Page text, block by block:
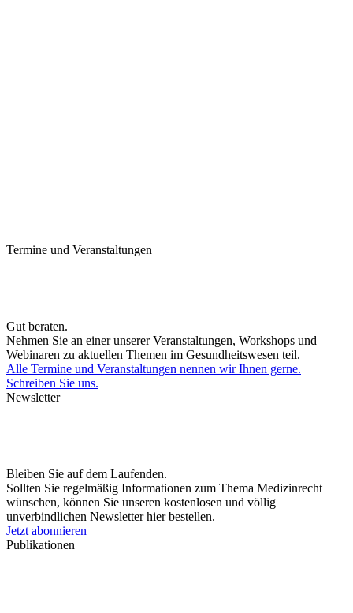
Termine und Veranstaltungen
Gut beraten.
Nehmen Sie an einer unserer Veranstaltungen, Workshops und
Webinaren zu aktuellen Themen im Gesundheitswesen teil.
Alle Termine und Veranstaltungen nennen wir Ihnen gerne.
Schreiben Sie uns.
Newsletter
Bleiben Sie auf dem Laufenden.
Sollten Sie regelmäßig Informationen zum Thema Medizinrecht
wünschen, können Sie unseren kostenlosen und völlig
unverbindlichen Newsletter hier bestellen.
Jetzt abonnieren
Publikationen